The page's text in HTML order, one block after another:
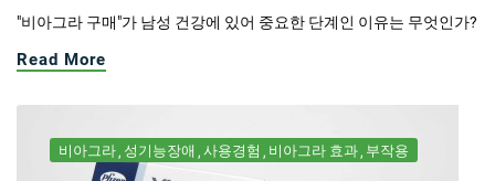
"비아그라 구매"가 남성 건강에 있어 중요한 단계인 이유는 무엇인가?
Read More
비아그라 성기능장애 사용경험 비아그라 효과 부작용